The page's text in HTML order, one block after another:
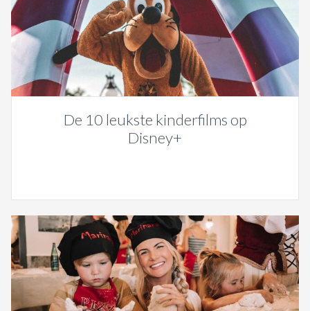
De 10 leukste kinderfilms op
Disney+